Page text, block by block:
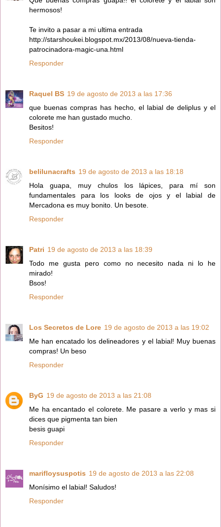
hermosos!
Te invito a pasar a mi ultima entrada
http://starshoukei.blogspot.mx/2013/08/nueva-tienda-
patrocinadora-magic-una.html
Responder
Raquel BS 19 de agosto de 2013 a las 17:36
que buenas compras has hecho, el labial de deliplus y el
colorete me han gustado mucho.
Besitos!
Responder
belilunacrafts 19 de agosto de 2013 a las 18:18
Hola guapa, muy chulos los lápices, para mí son
fundamentales para los looks de ojos y el labial de
Mercadona es muy bonito. Un besote.
Responder
Patri 19 de agosto de 2013 a las 18:39
Todo me gusta pero como no necesito nada ni lo he
mirado!
Bsos!
Responder
Los Secretos de Lore 19 de agosto de 2013 a las 19:02
Me han encatado los delineadores y el labial! Muy buenas
compras! Un beso
Responder
ByG 19 de agosto de 2013 a las 21:08
Me ha encantado el colorete. Me pasare a verlo y mas si
dices que pigmenta tan bien
besis guapi
Responder
marifloysuspotis 19 de agosto de 2013 a las 22:08
Monísimo el labial! Saludos!
Responder